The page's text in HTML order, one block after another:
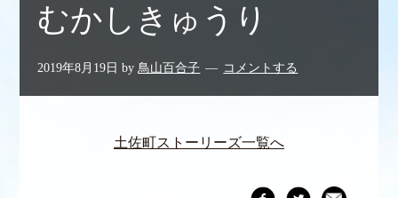
むかしきゅうり
2019年8月19日 by 鳥山百合子 コメントする
土佐町ストーリーズ一覧へ